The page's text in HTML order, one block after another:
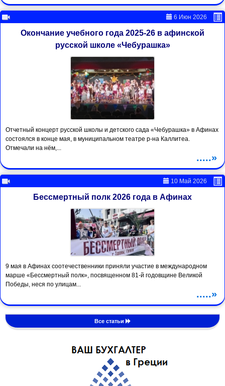
6 Июн 2026
Окончание учебного года 2025-26 в афинской
русской школе «Чебурашка»
Отчетный концерт русской школы и детского сада «Чебурашка» в Афинах
состоялся в конце мая, в муниципальном театре р-на Каллитеа.
Отмечали на нём,...
.....»
10 Май 2026
Бессмертный полк 2026 года в Афинах
9 мая в Афинах соотечественники приняли участие в международном
марше «Бессмертный полк», посвященном 81-й годовщине Великой
Победы, неся по улицам...
.....»
Все статьи